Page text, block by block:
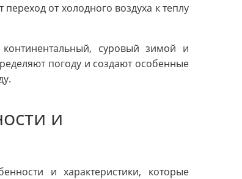
от холодного воздуха к теплу
суровый зимой и
погоду и создают особенные
и
и характеристики, которые